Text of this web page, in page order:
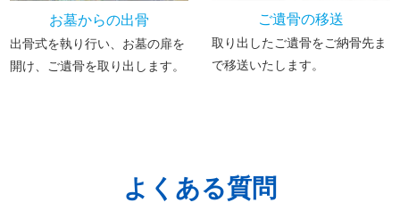
お墓からの出骨
出骨式を執り行い、お墓の扉を
開け、ご遺骨を取り出します。
ご遺骨の移送
取り出したご遺骨をご納骨先ま
で移送いたします。
よくある質問